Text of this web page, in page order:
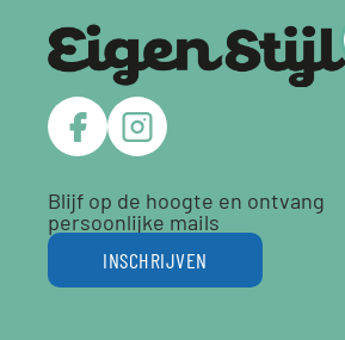
Blijf op de hoogte en ontvang
persoonlijke mails
INSCHRIJVEN